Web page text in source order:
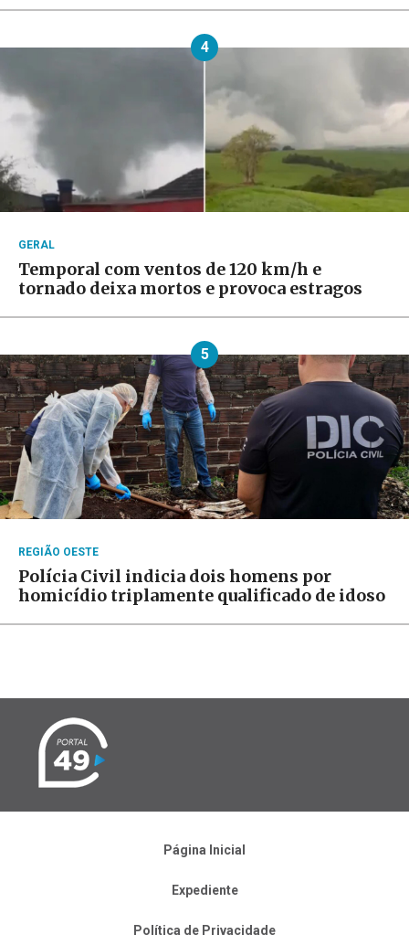
4
GERAL
Temporal com ventos de 120 km/h e
tornado deixa mortos e provoca estragos
5
REGIÃO OESTE
Polícia Civil indicia dois homens por
homicídio triplamente qualificado de idoso
Página Inicial
Expediente
Política de Privacidade